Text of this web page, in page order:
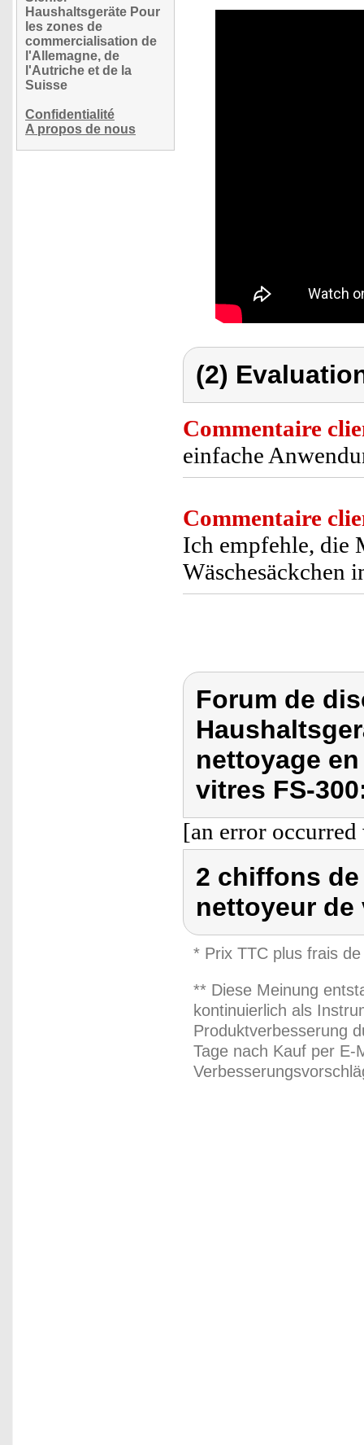
Haushaltsgeräte Pour
les zones de
commercialisation de
l'Allemagne, de
l'Autriche et de la
Suisse
Confidentialité
A propos de nous
(2)
Commentaire
einfache
Commentaire
Ich empfehle, die
Wäschesäckchen
Forum de
nettoyage
vitres FS-
[an error
2 chiffons
nettoyeur de
* Prix TTC plus frais
** Diese Meinung
kontinuierlich als
Produktverbesserung
Tage nach Kauf per E-